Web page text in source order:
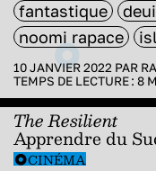
fantastique
noomi rapace
10 JANVIER 2022 PAR
TEMPS DE LECTURE : 8
The Resilient
Apprendre du
CINÉMA